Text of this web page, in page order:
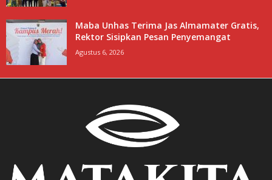
Maba Unhas Terima Jas Almamater Gratis,
Rektor Sisipkan Pesan Penyemangat
Agustus 6, 2026